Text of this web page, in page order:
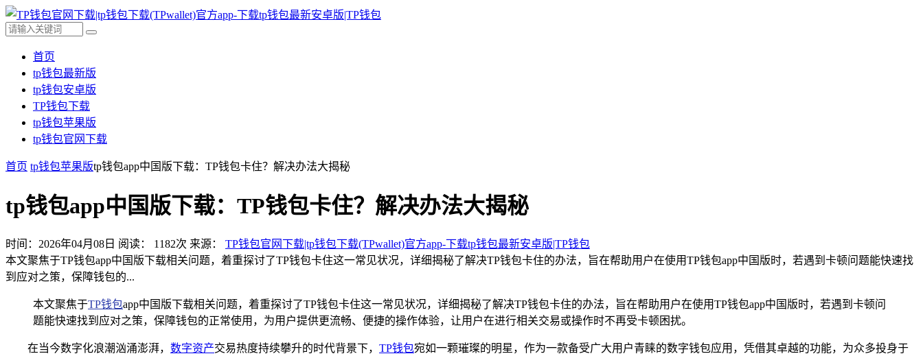
首页
tp钱包最新版
tp钱包安卓版
TP钱包下载
tp钱包苹果版
tp钱包官网下载
首页 tp钱包苹果版tp钱包app中国版下载：TP钱包卡住？解决办法大揭秘
tp钱包app中国版下载：TP钱包卡住？解决办法大揭秘
时间：2026年04月08日 阅读： 1182次 来源： TP钱包官网下载|tp钱包下载(TPwallet)官方app-下载tp钱包最新安卓版|TP钱包
本文聚焦于TP钱包app中国版下载相关问题，着重探讨了TP钱包卡住这一常见状况，详细揭秘了解决TP钱包卡住的办法，旨在帮助用户在使用TP钱包app中国版时，若遇到卡顿问题能快速找
到应对之策，保障钱包的...
本文聚焦于TP钱包app中国版下载相关问题，着重探讨了TP钱包卡住这一常见状况，详细揭秘了解决TP钱包卡住的办法，旨在帮助用户在使用TP钱包app中国版时，若遇到卡顿问
题能快速找到应对之策，保障钱包的正常使用，为用户提供更流畅、便捷的操作体验，让用户在进行相关交易或操作时不再受卡顿困扰。
在当今数字化浪潮汹涌澎湃， 数字资产交易热度持续攀升的时代背景下， TP钱包宛如一颗璀璨的明星，作为一款备受广大用户青睐的数字钱包应用，凭借其卓越的功能，为众多投身于